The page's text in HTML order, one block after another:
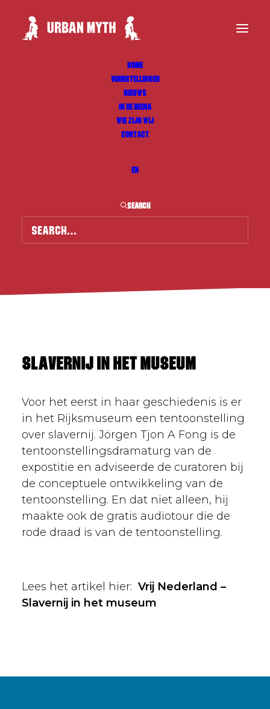
HOME
VOORSTELLINGEN
NIEUWS
IN DE MEDIA
WIE ZIJN WIJ
CONTACT
EN
SEARCH
Slavernij in het museum
Voor het eerst in haar geschiedenis is er
in het Rijksmuseum een tentoonstelling
over slavernij. Jörgen Tjon A Fong is de
tentoonstellingsdramaturg van de
expostitie en adviseerde de curatoren bij
de conceptuele ontwikkeling van de
tentoonstelling. En dat niet alleen, hij
maakte ook de gratis audiotour die de
rode draad is van de tentoonstelling.
Lees het artikel hier: Vrij Nederland –
Slavernij in het museum